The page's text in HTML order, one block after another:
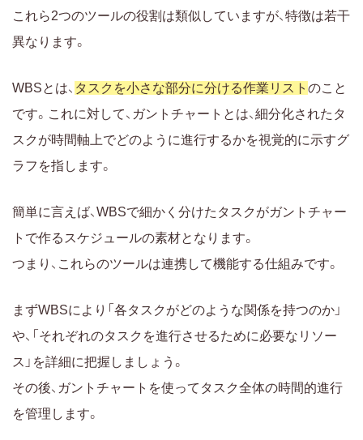
これら2つのツールの役割は類似していますが、特徴は若干
異なります。
WBSとは、 タスクを小さな部分に分ける作業リスト のこと
です。これに対して、ガントチャートとは、細分化されたタ
スクが時間軸上でどのように進行するかを視覚的に示すグ
ラフを指します。
簡単に言えば、WBSで細かく分けたタスクがガントチャー
トで作るスケジュールの素材となります。
つまり、これらのツールは連携して機能する仕組みです。
まずWBSにより「各タスクがどのような関係を持つのか」
や、「それぞれのタスクを進行させるために必要なリソー
ス」を詳細に把握しましょう。
その後、ガントチャートを使ってタスク全体の時間的進行
を管理します。